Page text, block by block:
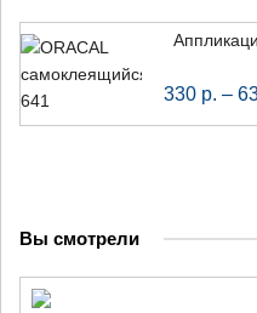
330 р. –
Вы смотрели